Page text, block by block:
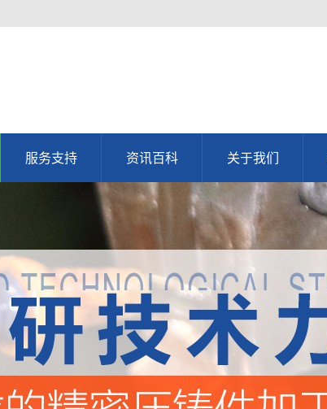
服务支持 资讯百科 关于我们